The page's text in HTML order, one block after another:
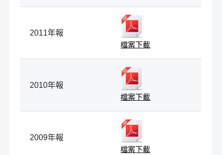
2011年報
檔案下載
2010年報
檔案下載
2009年報
檔案下載